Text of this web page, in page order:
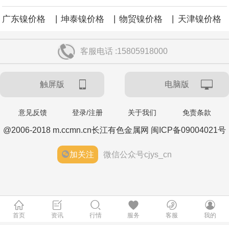
广东镍价格 | 坤泰镍价格 | 物贸镍价格 | 天津镍价格
客服电话 :15805918000
触屏版 电脑版
意见反馈 登录/注册 关于我们 免责条款
@2006-2018 m.ccmn.cn长江有色金属网 闽ICP备09004021号
加关注 微信公众号cjys_cn
首页 资讯 行情 服务 客服 我的